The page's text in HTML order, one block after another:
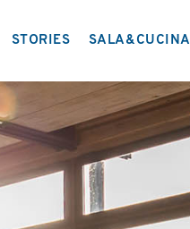
STORIES SALA&CUCINA